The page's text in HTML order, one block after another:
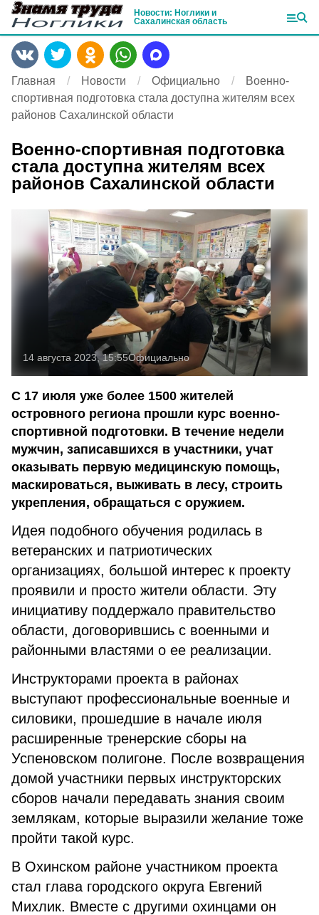
Новости: Ноглики и
Сахалинская область
Главная Новости Официально
Военно-
спортивная подготовка стала доступна жителям всех
районов Сахалинской области
Военно-спортивная подготовка
стала доступна жителям всех
районов Сахалинской области
14 августа 2023, 15:55Официально
С 17 июля уже более 1500 жителей
островного региона прошли курс военно-
спортивной подготовки. В течение недели
мужчин, записавшихся в участники, учат
оказывать первую медицинскую помощь,
маскироваться, выживать в лесу, строить
укрепления, обращаться с оружием.
Идея подобного обучения родилась в
ветеранских и патриотических
организациях, большой интерес к проекту
проявили и просто жители области. Эту
инициативу поддержало правительство
области, договорившись с военными и
районными властями о ее реализации.
Инструкторами проекта в районах
выступают профессиональные военные и
силовики, прошедшие в начале июля
расширенные тренерские сборы на
Успеновском полигоне. После возвращения
домой участники первых инструкторских
сборов начали передавать знания своим
землякам, которые выразили желание тоже
пройти такой курс.
В Охинском районе участником проекта
стал глава городского округа Евгений
Михлик. Вместе с другими охинцами он